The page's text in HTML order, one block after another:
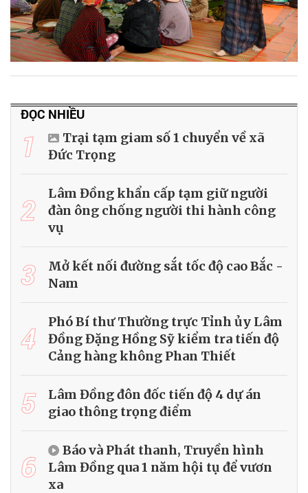
ĐỌC NHIỀU
1
Trại tạm giam số 1 chuyển về xã
Đức Trọng
2
Lâm Đồng khẩn cấp tạm giữ người
đàn ông chống người thi hành công
vụ
3
Mở kết nối đường sắt tốc độ cao Bắc -
Nam
4
Phó Bí thư Thường trực Tỉnh ủy Lâm
Đồng Đặng Hồng Sỹ kiểm tra tiến độ
Cảng hàng không Phan Thiết
5
Lâm Đồng đôn đốc tiến độ 4 dự án
giao thông trọng điểm
6
Báo và Phát thanh, Truyền hình
Lâm Đồng qua 1 năm hội tụ để vươn
xa